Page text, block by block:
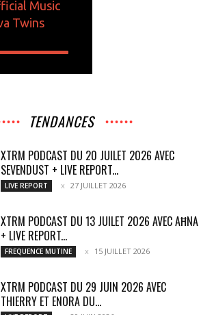
TENDANCES
XTRM PODCAST DU 20 JUILET 2026 AVEC
SEVENDUST + LIVE REPORT...
LIVE REPORT 27 JUILLET 2026
XTRM PODCAST DU 13 JUILET 2026 AVEC AĦNA
+ LIVE REPORT...
FREQUENCE MUTINE 15 JUILLET 2026
XTRM PODCAST DU 29 JUIN 2026 AVEC
THIERRY ET ENORA DU...